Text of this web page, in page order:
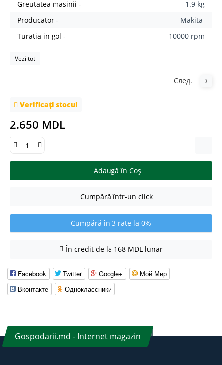
Greutatea masinii -
1.9 kg
Producator -
Makita
Turatia in gol -
10000 rpm
Vezi tot
След.
Verificați stocul
2.650 MDL
Adaugă în Coş
Cumpără într-un click
Cumpără în 3 rate la 0%
În credit de la 168 MDL lunar
Facebook Twitter Google+
Мой Мир
Вконтакте
Одноклассники
Gospodarii.md - Internet magazin